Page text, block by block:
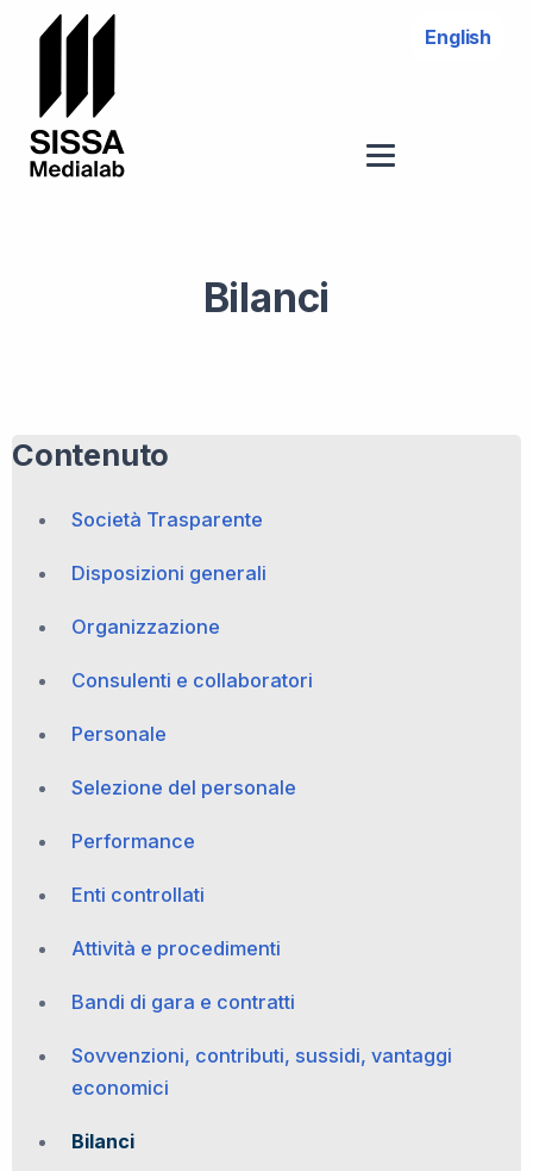
English
Bilanci
Contenuto
Società Trasparente
Disposizioni generali
Organizzazione
Consulenti e collaboratori
Personale
Selezione del personale
Performance
Enti controllati
Attività e procedimenti
Bandi di gara e contratti
Sovvenzioni, contributi, sussidi, vantaggi
economici
Bilanci